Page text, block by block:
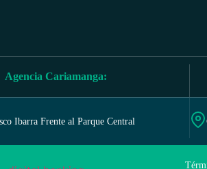
Agencia Cariamanga:
Ibarra Frente al Parque Central